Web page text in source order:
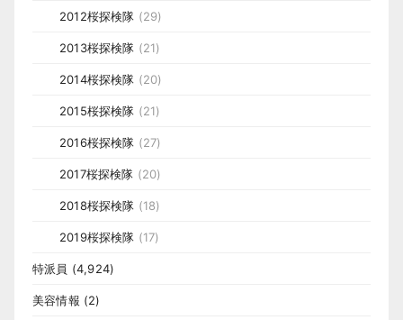
2012桜探検隊 (29)
2013桜探検隊 (21)
2014桜探検隊 (20)
2015桜探検隊 (21)
2016桜探検隊 (27)
2017桜探検隊 (20)
2018桜探検隊 (18)
2019桜探検隊 (17)
特派員 (4,924)
美容情報 (2)